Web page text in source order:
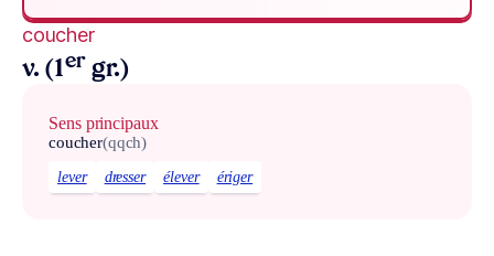
coucher
v. (1er gr.)
Sens principaux
coucher(qqch)
lever dresser élever ériger